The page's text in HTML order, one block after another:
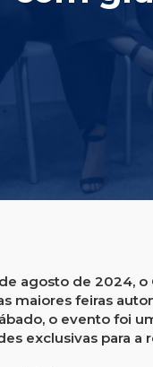
agosto de 2024, o
maiores feiras
o evento foi
exclusivas para a